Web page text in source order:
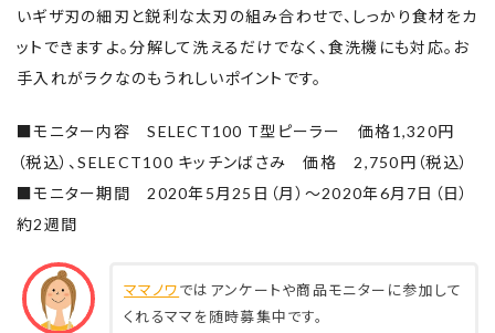
いギザ刃の細刃と鋭利な太刃の組み合わせで、しっかり食材をカ
ットできますよ。分解して洗えるだけでなく、食洗機にも対応。お
手入れがラクなのもうれしいポイントです。
■モニター内容 SELECT100 T型ピーラー 価格1,320円
（税込）、SELECT100 キッチンばさみ 価格 2,750円（税込）
■モニター期間 2020年5月25日（月）～2020年6月7日（日）
約2週間
ママノワではアンケートや商品モニターに参加して
くれるママを随時募集中です。